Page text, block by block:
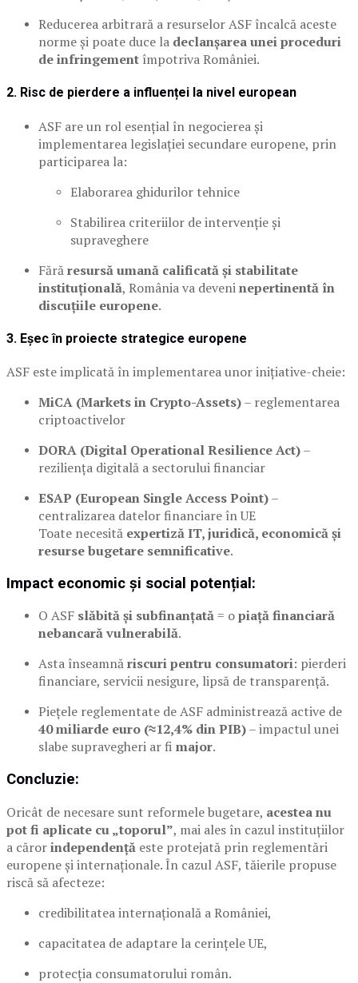
Reducerea arbitrară a resurselor ASF încalcă aceste
norme și poate duce la declanșarea unei proceduri
de infringement împotriva României.
2. Risc de pierdere a influenței la nivel european
ASF are un rol esențial în negocierea și
implementarea legislației secundare europene, prin
participarea la:
Elaborarea ghidurilor tehnice
Stabilirea criteriilor de intervenție și
supraveghere
Fărăresursă umană calificată și stabilitate
instituțională, România va deveninepertinentă în
discuțiile europene.
3. Eșec în proiecte strategice europene
ASF este implicată în implementarea unor inițiative-cheie:
MiCA (Markets in Crypto-Assets)– reglementarea
criptoactivelor
DORA (Digital Operational Resilience Act)–
reziliența digitală a sectorului financiar
ESAP (European Single Access Point)–
centralizarea datelor financiare în UE
Toate necesită expertiză IT, juridică, economică și
resurse bugetare semnificative.
Impact economic și social potențial:
O ASF slăbită și subfinanțată= opiață financiară
nebancară vulnerabilă.
Asta înseamnăriscuri pentru consumatori: pierderi
financiare, servicii nesigure, lipsă de transparență.
Piețele reglementate de ASF administrează active de
40 miliarde euro (≈12,4% din PIB)– impactul unei
slabe supravegheri ar fi major.
Concluzie:
Oricât de necesare sunt reformele bugetare, acestea nu
pot fi aplicate cu „toporul”, mai ales în cazul instituțiilor
a cărorindependență este protejată prin reglementări
europene și internaționale. În cazul ASF, tăierile propuse
riscă să afecteze:
credibilitatea internațională a României,
capacitatea de adaptare la cerințele UE,
protecția consumatorului român.